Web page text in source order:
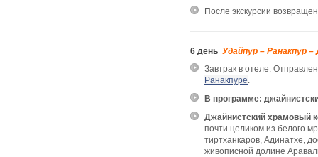
После экскурсии
6 день Удайпур – Ранакпур –
Завтрак в отеле.
Ранакпуре.
В программе:
Джайнистский храмовый
почти целиком из белого
тиртханкаров, Адинатхе,
живописной долине